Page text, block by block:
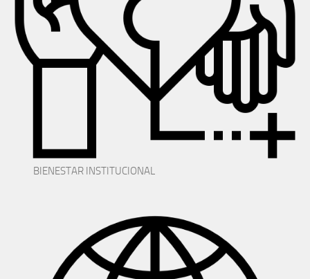
BIENESTAR INSTITUCIONAL